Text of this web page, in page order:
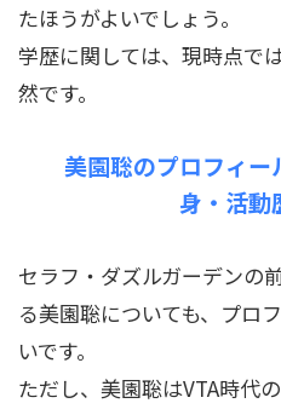
たほうがよいでしょう。
学歴に関しては、現時点で
然です。
美園聡のプロフィ
身・活動
セラフ・ダズルガーデンの
る美園聡についても、プロ
いです。
ただし、美園聡はVTA時代